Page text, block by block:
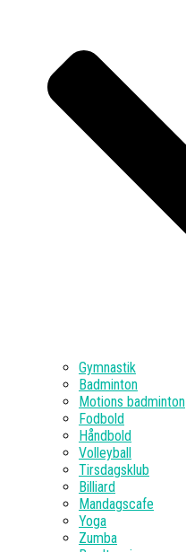
Gymnastik
Badminton
Motions badminton
Fodbold
Håndbold
Volleyball
Tirsdagsklub
Billiard
Mandagscafe
Yoga
Zumba